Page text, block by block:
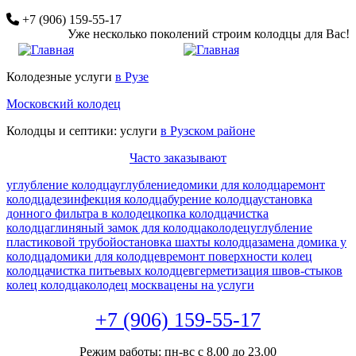
Перейти
основному
+7 (906) 159-55-17
Уже несколько поколений строим колодцы для Вас!
Колодезные услуги в Рузе
Московский колодец
Колодцы и септики: услуги в Рузском районе
Часто заказывают
углубление колодцауглублениедомики для колодцаремонт
колодцадезинфекция колодцабурение колодцаустановка
донного фильтра в колодецкопка колодцачистка
колодцаглиняный замок для колодцаколодецуглубление
пластиковой трубойостановка шахты колодцазамена домика у
колодцадомики для колодцевремонт поверхности колец
колодцачистка питьевых колодцевгерметизация швов-стыков
колец колодцаколодец москвацены на услуги
+7 (906) 159-55-17
Режим работы: пн-вс с 8.00 до 23.00